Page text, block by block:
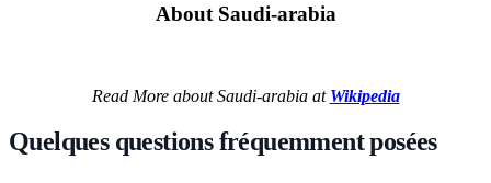
About Saudi-arabia
Read More about Saudi-arabia at Wikipedia
Quelques questions fréquemment posées